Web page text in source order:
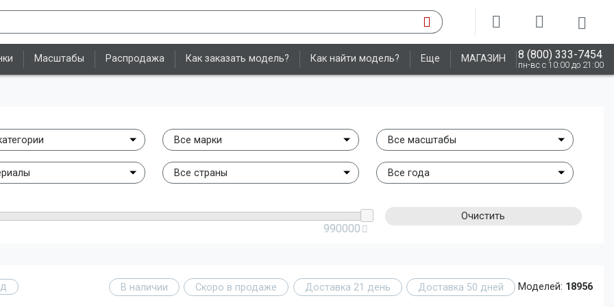
Масштабы Распродажа Как заказать модель? Как найти модель? Еще МАГАЗИН 8 (800) 333-7454
пн-вс с 10:00 до 21:00
Все марки Все масштабы
Все страны Все года
990000
Очистить
В наличии Скоро в продаже Доставка 21 день Доставка 50 дней Моделей: 18956